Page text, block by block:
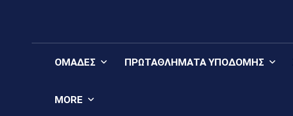
ΟΜΆΔΕΣ ΠΡΩΤΑΘΛΉΜΑΤΑ YΠΟΔΟΜΉΣ
MORE